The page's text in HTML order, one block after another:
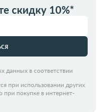
скидку 10%*
данных в соответствии
при использовании других
при покупке в интернет-